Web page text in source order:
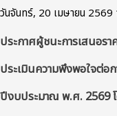
วันจันทร์, 20 เมษายน 2569
ประกาศผู้ชนะการเสนอรา
ประเมินความพึงพอใจต่อ
ปีงบประมาณ พ.ศ. 2569